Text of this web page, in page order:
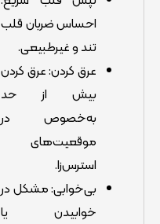
احساس ضربان قلب
تند و غیرطبیعی.
عرق کردن: عرق کردن
بیش از حد
به‌خصوص در
موقعیت‌های
استرس‌زا.
بی‌خوابی: مشکل در
خوابیدن یا